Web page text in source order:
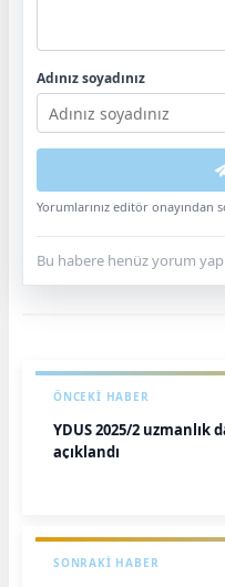
Adınız soyadınız
Yorumlarınız editör onayından
Bu habere henüz yorum
ÖNCEKI HABER
YDUS 2025/2 uzmanlık
açıklandı
SONRAKI HABER